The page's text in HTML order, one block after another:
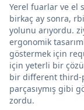
Yerel fuarlar ve el
birkaç ay sonra,
yolunu arıyordu.
ergonomik
göstermek için
için yeterli bir
bir different third-
parçasıymış gibi
zordu.